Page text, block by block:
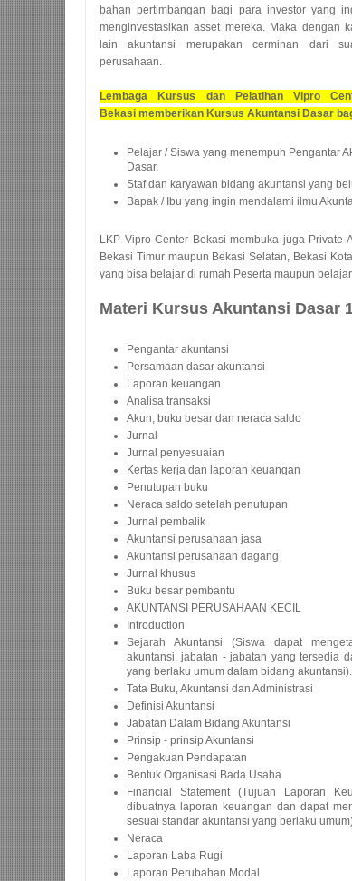
bahan pertimbangan bagi para investor yang
menginvestasikan asset mereka. Maka dengan
lain akuntansi merupakan cerminan dari
perusahaan.
Lembaga Kursus dan Pelatihan Vipro
Bekasi memberikan Kursus Akuntansi Dasar
Pelajar / Siswa yang menempuh Pengantar
Dasar.
Staf dan karyawan bidang akuntansi yang
Bapak / Ibu yang ingin mendalami ilmu
LKP Vipro Center Bekasi membuka juga Private
Bekasi Timur maupun Bekasi Selatan, Bekasi
yang bisa belajar di rumah Peserta maupun
Materi Kursus Akuntansi Dasar
Pengantar akuntansi
Persamaan dasar akuntansi
Laporan keuangan
Analisa transaksi
Akun, buku besar dan neraca saldo
Jurnal
Jurnal penyesuaian
Kertas kerja dan laporan keuangan
Penutupan buku
Neraca saldo setelah penutupan
Jurnal pembalik
Akuntansi perusahaan jasa
Akuntansi perusahaan dagang
Jurnal khusus
Buku besar pembantu
AKUNTANSI PERUSAHAAN KECIL
Introduction
Sejarah Akuntansi (Siswa dapat
akuntansi, jabatan - jabatan yang tersedia
yang berlaku umum dalam bidang akuntansi).
Tata Buku, Akuntansi dan Administrasi
Definisi Akuntansi
Jabatan Dalam Bidang Akuntansi
Prinsip - prinsip Akuntansi
Pengakuan Pendapatan
Bentuk Organisasi Bada Usaha
Financial Statement (Tujuan Laporan
dibuatnya laporan keuangan dan dapat
sesuai standar akuntansi yang berlaku
Neraca
Laporan Laba Rugi
Laporan Perubahan Modal